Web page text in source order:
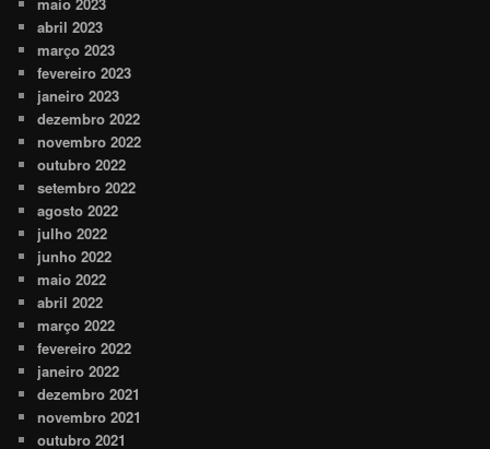
abril 2023
março 2023
fevereiro 2023
janeiro 2023
dezembro 2022
novembro 2022
outubro 2022
setembro 2022
agosto 2022
julho 2022
junho 2022
maio 2022
abril 2022
março 2022
fevereiro 2022
janeiro 2022
dezembro 2021
novembro 2021
outubro 2021